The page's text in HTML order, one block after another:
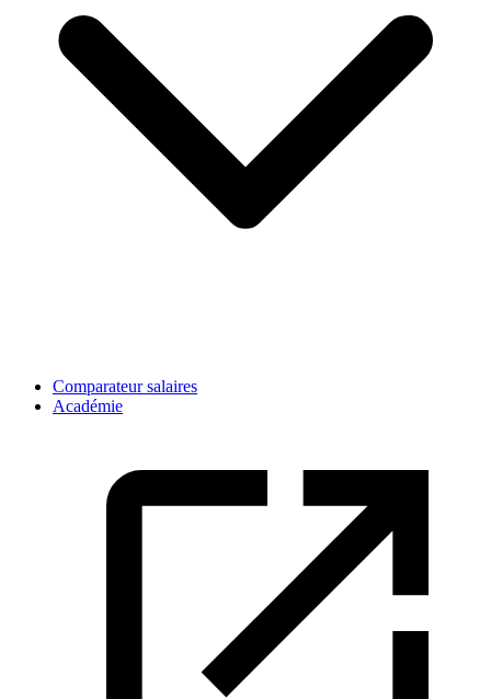
Comparateur salaires
Académie